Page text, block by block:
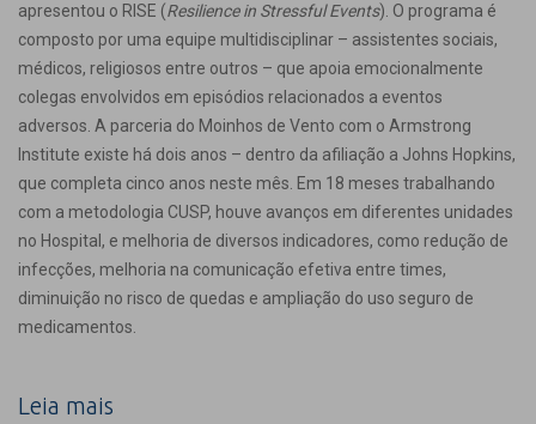
apresentou o RISE (Resilience in Stressful Events). O programa é
composto por uma equipe multidisciplinar – assistentes sociais,
médicos, religiosos entre outros – que apoia emocionalmente
colegas envolvidos em episódios relacionados a eventos
adversos. A parceria do Moinhos de Vento com o Armstrong
Institute existe há dois anos – dentro da afiliação a Johns Hopkins,
que completa cinco anos neste mês. Em 18 meses trabalhando
com a metodologia CUSP, houve avanços em diferentes unidades
no Hospital, e melhoria de diversos indicadores, como redução de
infecções, melhoria na comunicação efetiva entre times,
diminuição no risco de quedas e ampliação do uso seguro de
medicamentos.
Leia mais